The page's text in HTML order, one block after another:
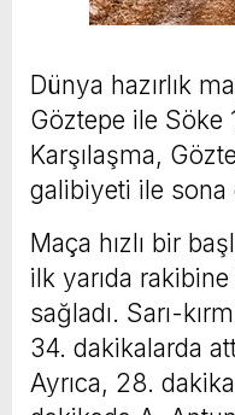
Dünya hazırlık
Göztepe ile Söke
Karşılaşma,
galibiyeti ile sona
Maça hızlı bir
ilk yarıda
sağladı. Sarı-
34. dakikalarda
Ayrıca, 28.